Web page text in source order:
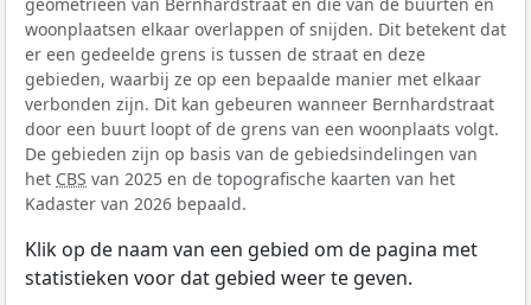
geometrieën van Bernhardstraat en die van de buurten en
woonplaatsen elkaar overlappen of snijden. Dit betekent dat
er een gedeelde grens is tussen de straat en deze
gebieden, waarbij ze op een bepaalde manier met elkaar
verbonden zijn. Dit kan gebeuren wanneer Bernhardstraat
door een buurt loopt of de grens van een woonplaats volgt.
De gebieden zijn op basis van de gebiedsindelingen van
het CBS van 2025 en de topografische kaarten van het
Kadaster van 2026 bepaald.
Klik op de naam van een gebied om de pagina met
statistieken voor dat gebied weer te geven.